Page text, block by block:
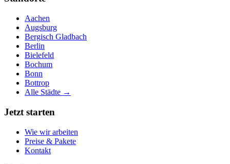
Aachen
Augsburg
Bergisch Gladbach
Berlin
Bielefeld
Bochum
Bonn
Bottrop
Alle Städte →
Jetzt starten
Wie wir arbeiten
Preise & Pakete
Kontakt